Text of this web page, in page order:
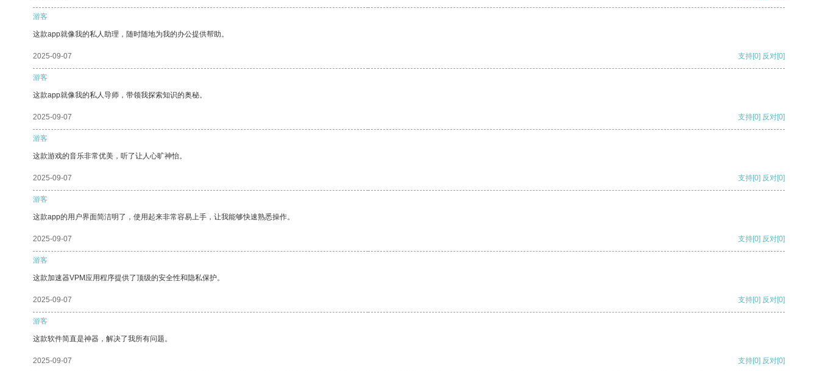
游客
这款app就像我的私人助理，随时随地为我的办公提供帮助。
2025-09-07 支持[0] 反对[0]
游客
这款app就像我的私人导师，带领我探索知识的奥秘。
2025-09-07 支持[0] 反对[0]
游客
这款游戏的音乐非常优美，听了让人心旷神怡。
2025-09-07 支持[0] 反对[0]
游客
这款app的用户界面简洁明了，使用起来非常容易上手，让我能够快速熟悉操作。
2025-09-07 支持[0] 反对[0]
游客
这款加速器VPM应用程序提供了顶级的安全性和隐私保护。
2025-09-07 支持[0] 反对[0]
游客
这款软件简直是神器，解决了我所有问题。
2025-09-07 支持[0] 反对[0]